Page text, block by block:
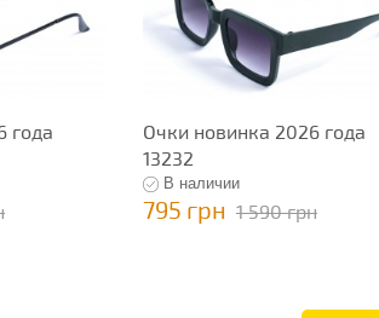
года
Очки новинка 2026 года
13232
В наличии
795 грн 1 590 грн